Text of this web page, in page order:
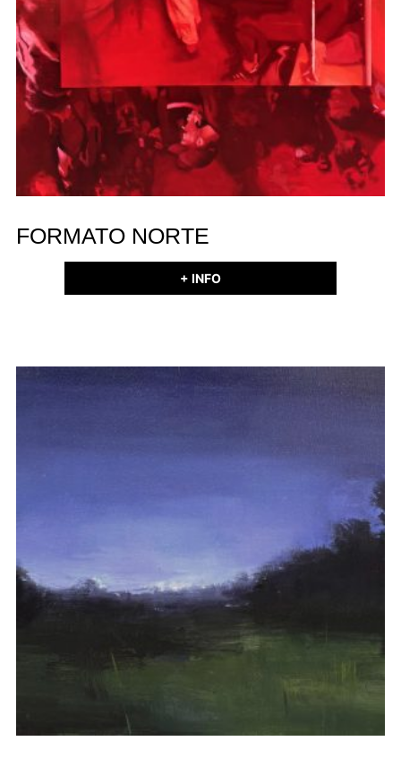
FORMATO NORTE
+ INFO